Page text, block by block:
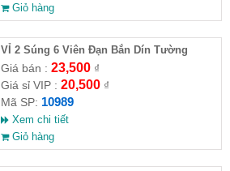
Giỏ hàng
VỈ 2 Súng 6 Viên Đạn Bắn Dín Tường
Giá bán : 23,500₫
Giá sỉ VIP : 20,500₫
Mã SP: 10989
Xem chi tiết
Giỏ hàng